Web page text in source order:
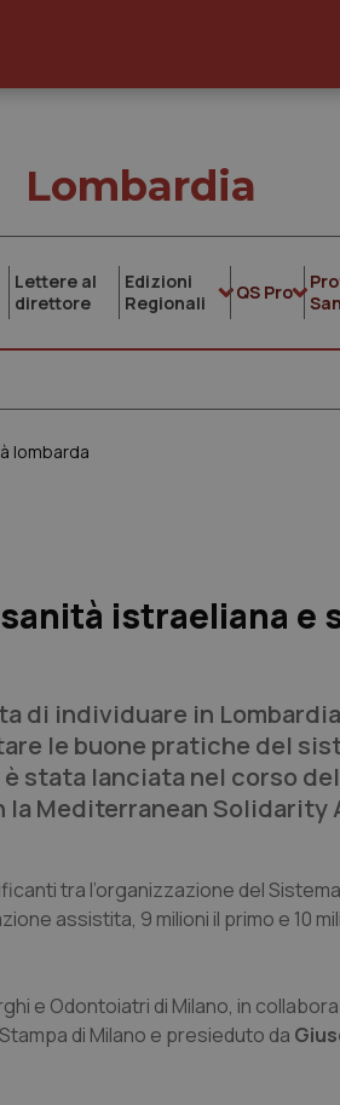
Lombardia
Lettere al
direttore
Edizioni
Regionali
QS Pro
lombarda
istraeliana e
di individuare in
le buone pratiche del
stata lanciata nel corso
la Mediterranean Solidarity
tra l’organizzazione del
assistita, 9 milioni il primo e 10
e Odontoiatri di Milano, in
di Milano e presieduto da